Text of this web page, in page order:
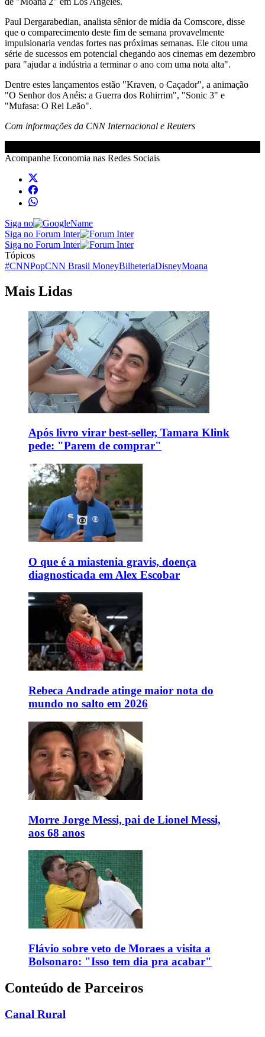
Paul Dergarabedian, analista sênior de mídia da Comscore, disse
que o comparecimento deste fim de semana provavelmente
impulsionaria vendas fortes nas próximas semanas. Ele citou uma
série de sucessos em potencial chegando aos cinemas em dezembro
para "ajudar a indústria a terminar o ano com uma nota alta".
Dentre estes lançamentos estão "Kraven, o Caçador", a animação
"O Senhor dos Anéis: a Guerra dos Rohirrim", "Sonic 3" e
"Mufasa: O Rei Leão".
Com informações da CNN Internacional e Reuters
Acompanhe Economia nas Redes Sociais
Siga no
Siga no Forum Inter
Siga no Forum Inter
Tópicos
#CNNPopCNN Brasil MoneyBilheteriaDisneyMoana
Mais Lidas
Após livro virar best-seller, Tamara Klink
pede: "Parem de comprar"
O que é a miastenia gravis, doença
diagnosticada em Alex Escobar
Rebeca Andrade atinge maior nota do
mundo no salto em 2026
Morre Jorge Messi, pai de Lionel Messi,
aos 68 anos
Flávio sobre veto de Moraes a visita a
Bolsonaro: "Isso tem dia pra acabar"
Conteúdo de Parceiros
Canal Rural